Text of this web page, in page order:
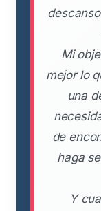
Mi
mejor lo
una
de
haga
Y